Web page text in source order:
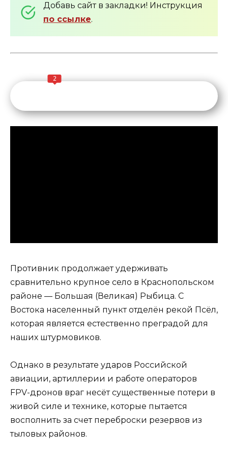
Добавь сайт в закладки! Инструкция
по ссылке.
2
Противник продолжает удерживать
сравнительно крупное село в Краснопольском
районе — Большая (Великая) Рыбица. С
Востока населенный пункт отделён рекой Псёл,
которая является естественно преградой для
наших штурмовиков.
Однако в результате ударов Российской
авиации, артиллерии и работе операторов
FPV-дронов враг несёт существенные потери в
живой силе и технике, которые пытается
восполнить за счет переброски резервов из
тыловых районов.